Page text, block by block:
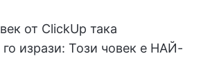
от ClickUp така
изрази: Този човек е НАЙ-